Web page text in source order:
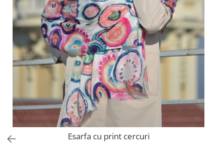
Tricouri si topuri
Rochii de eveniment
Esarfa cu print cercuri